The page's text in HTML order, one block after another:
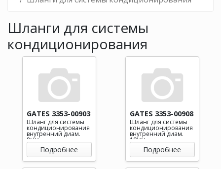
Шланги для системы
кондиционирования
GATES 3353-00903
Шланг для системы
кондиционирования
внутренний диам.
8мм
Подробнее
GATES 3353-00908
Шланг для системы
кондиционирования
внутренний диам.
10мм
Подробнее